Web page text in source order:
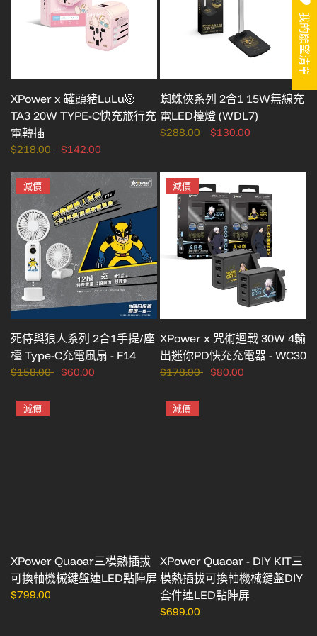
XPower x 罐頭豬LuLu🐷
TA3 20W TYPE-C快充旅行充
電轉插
$218.00 $142.00
蜘蛛俠系列 2合1 15W無線充
電LED檯燈 (WDL7)
$288.00 $130.00
減價
死侍與狼人系列 2合1手提/座
檯 Type-C充電風扇 - F14
$158.00 $60.00
減價
XPower x 咒術迴戰 30W 4輸
出迷你PD快充充電器 - WC30
$178.00 $80.00
減價
XPower Quaoar三模熱插拔
可換軸機械鍵盤連LED點陣屏
$799.00
減價
XPower Quaoar - DIY KIT三
模熱插拔可換軸機械鍵盤DIY
套件連LED點陣屏
$699.00
我的願望清單